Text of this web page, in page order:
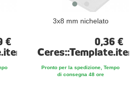
€
3x8 mm nichelato
0,36 €
Pronto per la spedizione, Tempo
di consegna 48 ore